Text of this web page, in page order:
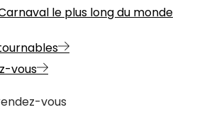
le plus long du monde
vous
vous